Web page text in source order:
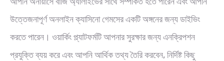
উত্তেজনাপূর্ণ অনলাইন ক্যাসিনো গেমসের একটি অঙ্গনের জন্য ডাইভিং
করতে পারেন। ওয়ার্কিং প্ল্যাটফর্মটি আপনার সুরক্ষার জন্য এনক্রিপশন
প্রযুক্তি ব্যয় করে এবং আপনি আর্থিক তথ্য তৈরি করবেন, নির্দিষ্ট কিছু